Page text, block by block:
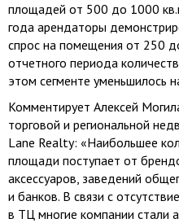
площадей от 500 до 1000
года арендаторы
спрос на помещения от 250
отчетного периода
этом сегменте уменьшилось
Комментирует Алексей
торговой и региональной
Lane Realty: «Наибольшее
площади поступает от
аксессуаров, заведений
и банков. В связи с
в ТЦ многие компании стали